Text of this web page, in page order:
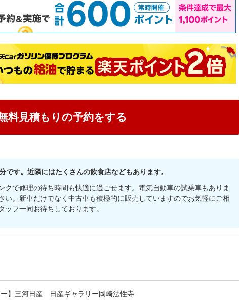
料見積もりの予約をする
です。近隣にはたくさんの飲食店などもあります。
クで修理の待ち時間も快適に過ごせます。電気自動車の試乗車もありま
い。新車だけでなく中古車も積極的に販売していますのでお気軽にご相
フ一同お待ちしております。
ー】三河日産 日産ギャラリー岡崎法性寺